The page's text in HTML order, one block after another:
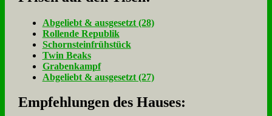
Ab­ge­liebt & aus­ge­setzt (28)
Rol­len­de Re­pu­blik
Schorn­stein­früh­stück
Twin Beaks
Gra­ben­kampf
Ab­ge­liebt & aus­ge­setzt (27)
Empfehlungen des Hauses: